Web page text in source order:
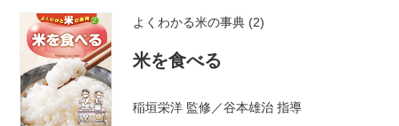
よくわかる米の事典 (2)
米を食べる
稲垣栄洋監修／谷本雄治指導